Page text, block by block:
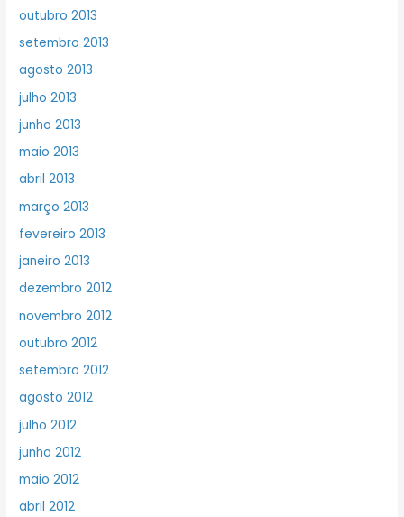
outubro 2013
setembro 2013
agosto 2013
julho 2013
junho 2013
maio 2013
abril 2013
março 2013
fevereiro 2013
janeiro 2013
dezembro 2012
novembro 2012
outubro 2012
setembro 2012
agosto 2012
julho 2012
junho 2012
maio 2012
abril 2012